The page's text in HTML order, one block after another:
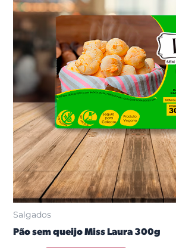
Salgados
Pão sem queijo Miss Laura 300g